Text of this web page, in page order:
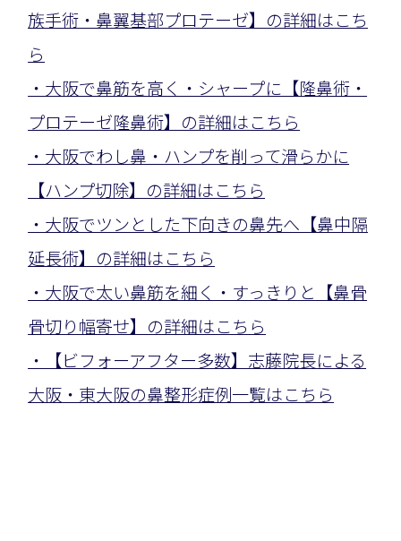
族手術・鼻翼基部プロテーゼ】の詳細はこち
ら
・大阪で鼻筋を高く・シャープに【隆鼻術・
プロテーゼ隆鼻術】の詳細はこちら
・大阪でわし鼻・ハンプを削って滑らかに
【ハンプ切除】の詳細はこちら
・大阪でツンとした下向きの鼻先へ【鼻中隔
延長術】の詳細はこちら
・大阪で太い鼻筋を細く・すっきりと【鼻骨
骨切り幅寄せ】の詳細はこちら
・【ビフォーアフター多数】志藤院長による
大阪・東大阪の鼻整形症例一覧はこちら